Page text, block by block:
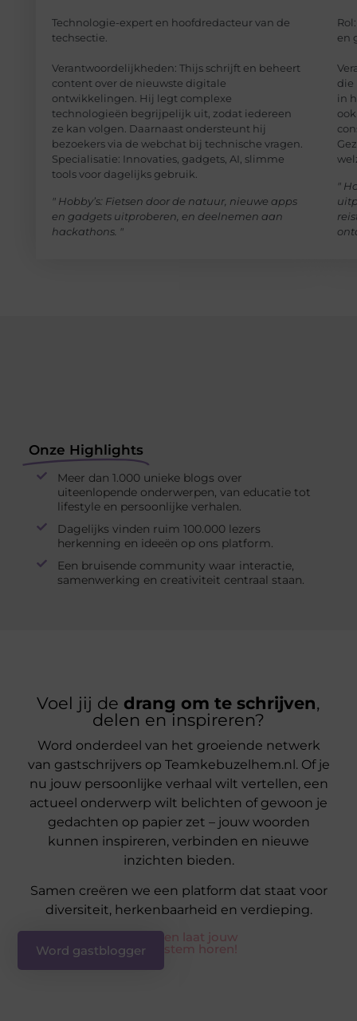
Technologie-expert en hoofdredacteur van de
techsectie.
Verantwoordelijkheden: Thijs schrijft en beheert
content over de nieuwste digitale
ontwikkelingen. Hij legt complexe
technologieën begrijpelijk uit, zodat iedereen
ze kan volgen. Daarnaast ondersteunt hij
bezoekers via de webchat bij technische vragen.
Specialisatie: Innovaties, gadgets, AI, slimme
tools voor dagelijks gebruik.
" Hobby’s: Fietsen door de natuur, nieuwe apps
en gadgets uitproberen, en deelnemen aan
hackathons. "
en
die
in
"
Onze Highlights
Meer dan 1.000 unieke blogs over
uiteenlopende onderwerpen, van educatie tot
lifestyle en persoonlijke verhalen.
Dagelijks vinden ruim 100.000 lezers
herkenning en ideeën op ons platform.
Een bruisende community waar interactie,
samenwerking en creativiteit centraal staan.
Voel jij de drang om te schrijven,
delen en inspireren?
Word onderdeel van het groeiende netwerk
van gastschrijvers op Teamkebuzelhem.nl. Of je
nu jouw persoonlijke verhaal wilt vertellen, een
actueel onderwerp wilt belichten of gewoon je
gedachten op papier zet – jouw woorden
kunnen inspireren, verbinden en nieuwe
inzichten bieden.
Samen creëren we een platform dat staat voor
diversiteit, herkenbaarheid en verdieping.
Word gastblogger
en laat jouw
stem horen!